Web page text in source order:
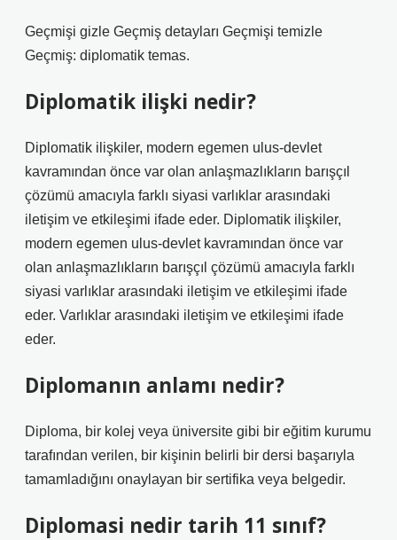
Geçmişi gizle Geçmiş detayları Geçmişi temizle
Geçmiş: diplomatik temas.
Diplomatik ilişki nedir?
Diplomatik ilişkiler, modern egemen ulus-devlet
kavramından önce var olan anlaşmazlıkların barışçıl
çözümü amacıyla farklı siyasi varlıklar arasındaki
iletişim ve etkileşimi ifade eder. Diplomatik ilişkiler,
modern egemen ulus-devlet kavramından önce var
olan anlaşmazlıkların barışçıl çözümü amacıyla farklı
siyasi varlıklar arasındaki iletişim ve etkileşimi ifade
eder. Varlıklar arasındaki iletişim ve etkileşimi ifade
eder.
Diplomanın anlamı nedir?
Diploma, bir kolej veya üniversite gibi bir eğitim kurumu
tarafından verilen, bir kişinin belirli bir dersi başarıyla
tamamladığını onaylayan bir sertifika veya belgedir.
Diplomasi nedir tarih 11 sınıf?